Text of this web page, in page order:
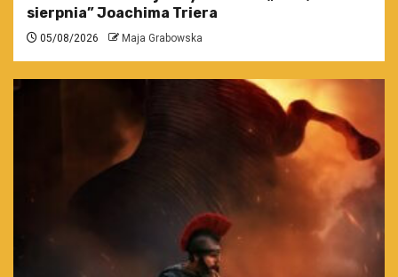
sierpnia” Joachima Triera
05/08/2026 Maja Grabowska